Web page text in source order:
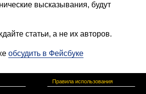
высказывания, будут
статьи, а не их авторов.
обсудить в Фейсбуке
Правила использования